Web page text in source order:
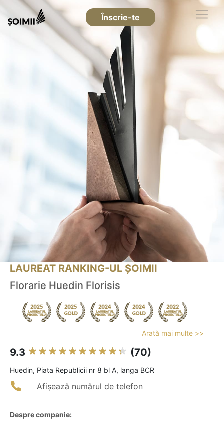
Înscrie-te
LAUREAT RANKING-UL ȘOIMII
Florarie Huedin Florisis
Arată mai multe >>
9.3 (70)
Huedin, Piata Republicii nr 8 bl A, langa BCR
Afișează numărul de telefon
Despre companie: